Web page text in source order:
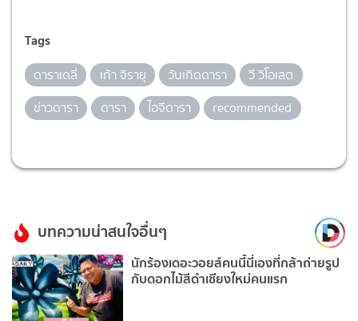
Tags
ดาราเดลี่ เก้า จิรายุ วันเกิดดารา
วี วิโอเลต
ข่าวดารา
ดารา ไอจีดารา recommended
บทความน่าสนใจอื่นๆ
นักร้องเดอะวอยส์คนนี้นี่เองที่กล้าถ่ายรูป
กับดอกไม้สีดำเชียงใหม่คนแรก